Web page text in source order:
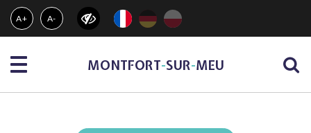
Gestion des traceurs
A+ A-
Menu MONTFORT-SUR-MEU